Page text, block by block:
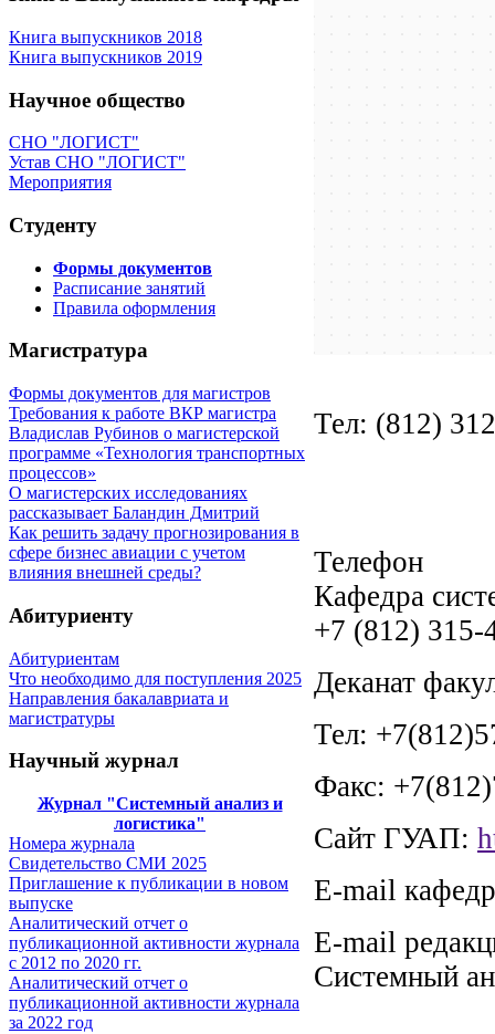
Книга выпускников 2018
Книга выпускников 2019
Научное общество
СНО "ЛОГИСТ"
Устав СНО "ЛОГИСТ"
Мероприятия
Студенту
Формы документов
Расписание занятий
Правила оформления
Магистратура
Формы документов для магистров
Требования к работе ВКР магистра
Владислав Рубинов о магистерской
программе «Технология транспортных
процессов»
О магистерских исследованиях
рассказывает Баландин Дмитрий
Как решить задачу прогнозирования в
сфере бизнес авиации с учетом
влияния внешней среды?
Абитуриенту
Абитуриентам
Что необходимо для поступления 2025
Направления бакалавриата и
магистратуры
Научный журнал
Журнал "Системный анализ и
логистика"
Номера журнала
Свидетельство СМИ 2025
Приглашение к публикации в новом
выпуске
Аналитический отчет о
публикационной активности журнала
с 2012 по 2020 гг.
Аналитический отчет о
публикационной активности журнала
за 2022 год
Тел: (812)
Телефон
Кафедра
+7 (812) 315-
Деканат
Тел:
Факс:
Сайт ГУАП:
E-mail
E-mail
Системный